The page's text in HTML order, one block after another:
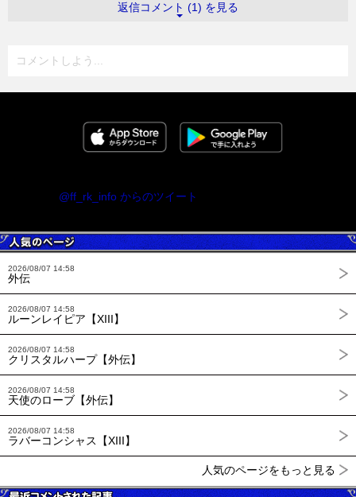
返信コメント (1) を見る
コメントしよう...
@ff_rk_info からのツイート
2026/08/07 14:58
外伝
2026/08/07 14:58
ルーンレイピア【XIII】
2026/08/07 14:58
クリスタルハープ【外伝】
2026/08/07 14:58
天使のローブ【外伝】
2026/08/07 14:58
ラバーコンシャス【XIII】
人気のページをもっと見る